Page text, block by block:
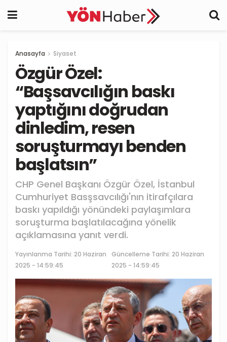
Anasayfa Siyaset
Özgür Özel:
“Başsavcılığın baskı
yaptığını doğrudan
dinledim, resen
soruşturmayı benden
başlatsın”
CHP Genel Başkanı Özgür Özel, İstanbul
Cumhuriyet Basşsavcılığı'nın itirafçılara
baskı yapıldığı yönündeki paylaşımlara
soruşturma başlatılacağına yönelik
açıklamasına yanıt verdi.
Yayınlanma Tarihi: 20 Haziran
2025 - 14:59:45
Güncelleme Tarihi: 20 Haziran
2025 - 14:59:45